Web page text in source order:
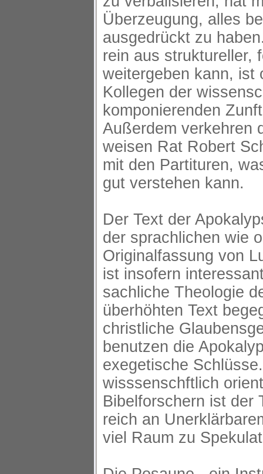
Überzeugung, alles
ausgedrückt zu
rein aus struktureller,
weitergeben kann, ist
Kollegen der
komponierenden
Außerdem verkehren
weisen Rat Robert
mit den Partituren,
gut verstehen kann.
Der Text der
der sprachlichen wie
Originalfassung von
ist insofern
sachliche Theologie
überhöhten Text
christliche
benutzen die
exegetische
wisssenschftlich
Bibelforschern ist der
reich an
viel Raum zu